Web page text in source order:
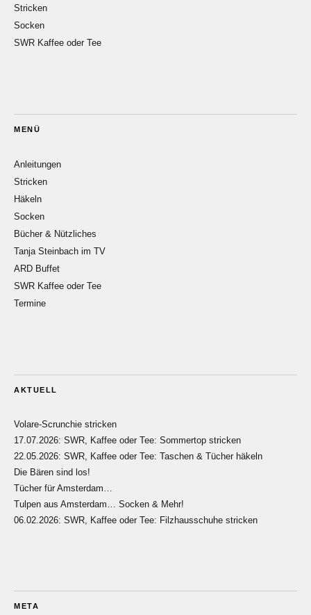
Stricken
Socken
SWR Kaffee oder Tee
MENÜ
Anleitungen
Stricken
Häkeln
Socken
Bücher & Nützliches
Tanja Steinbach im TV
ARD Buffet
SWR Kaffee oder Tee
Termine
AKTUELL
Volare-Scrunchie stricken
17.07.2026: SWR, Kaffee oder Tee: Sommertop stricken
22.05.2026: SWR, Kaffee oder Tee: Taschen & Tücher häkeln
Die Bären sind los!
Tücher für Amsterdam…
Tulpen aus Amsterdam… Socken & Mehr!
06.02.2026: SWR, Kaffee oder Tee: Filzhausschuhe stricken
META